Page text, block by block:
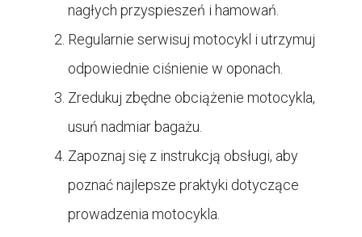
nagłych przyspieszeń i hamowań.
Regularnie serwisuj motocykl i utrzymuj
odpowiednie ciśnienie w oponach.
Zredukuj zbędne obciążenie motocykla,
usuń nadmiar bagażu.
Zapoznaj się z instrukcją obsługi, aby
poznać najlepsze praktyki dotyczące
prowadzenia motocykla.